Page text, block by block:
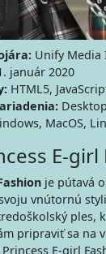
Unify Media
január 2020
HTML5,
MacOS,
E-girl
je pútavá
vnútornú
ples,
pripraviť sa na
E-girl